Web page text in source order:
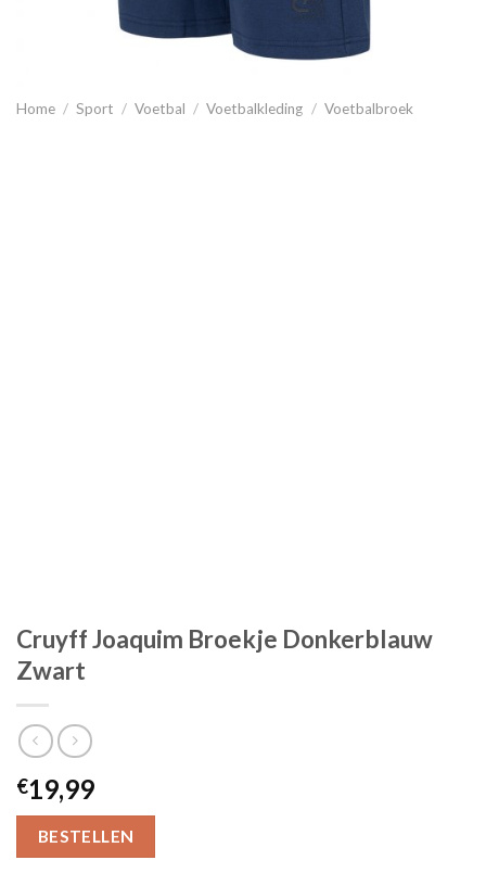
Home / Sport / Voetbal / Voetbalkleding / Voetbalbroek
Cruyff Joaquim Broekje Donkerblauw
Zwart
€19,99
BESTELLEN